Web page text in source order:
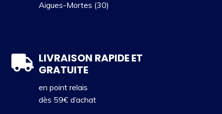
Aigues-Mortes (30)
LIVRAISON RAPIDE ET
GRATUITE
en point relais
dès 59€ d’achat